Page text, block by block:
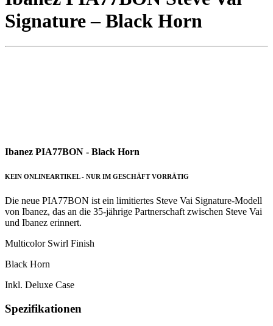
Signature – Black Horn
Ibanez PIA77BON - Black Horn
KEIN ONLINEARTIKEL - NUR IM GESCHÄFT VORRÄTIG
Die neue PIA77BON ist ein limitiertes Steve Vai Signature-Modell
von Ibanez, das an die 35-jährige Partnerschaft zwischen Steve Vai
und Ibanez erinnert.
Multicolor Swirl Finish
Black Horn
Inkl. Deluxe Case
Spezifikationen